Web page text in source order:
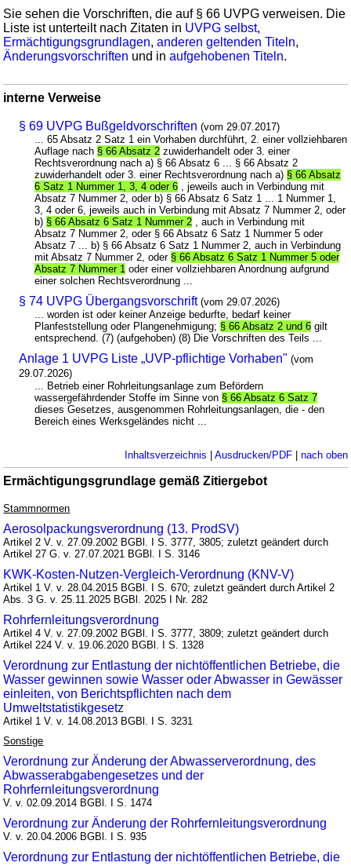
Sie sehen die Vorschriften, die auf § 66 UVPG verweisen. Die
Liste ist unterteilt nach Zitaten in UVPG selbst,
Ermächtigungsgrundlagen,anderen geltenden Titeln,
Änderungsvorschriften und inaufgehobenen Titeln.
interne Verweise
§ 69 UVPG Bußgeldvorschriften (vom 29.07.2017)
... 65 Absatz 2 Satz 1 ein Vorhaben durchführt, 2. einer vollziehbaren
Auflage nach § 66 Absatz 2 zuwiderhandelt oder 3. einer
Rechtsverordnung nach a) § 66 Absatz 6 ... § 66 Absatz 2
zuwiderhandelt oder 3. einer Rechtsverordnung nach a) § 66 Absatz
6 Satz 1 Nummer 1, 3, 4 oder 6 , jeweils auch in Verbindung mit
Absatz 7 Nummer 2, oder b) § 66 Absatz 6 Satz 1 ... 1 Nummer 1,
3, 4 oder 6, jeweils auch in Verbindung mit Absatz 7 Nummer 2, oder
b) § 66 Absatz 6 Satz 1 Nummer 2 , auch in Verbindung mit
Absatz 7 Nummer 2, oder § 66 Absatz 6 Satz 1 Nummer 5 oder
Absatz 7 ... b) § 66 Absatz 6 Satz 1 Nummer 2, auch in Verbindung
mit Absatz 7 Nummer 2, oder § 66 Absatz 6 Satz 1 Nummer 5 oder
Absatz 7 Nummer 1 oder einer vollziehbaren Anordnung aufgrund
einer solchen Rechtsverordnung ...
§ 74 UVPG Übergangsvorschrift (vom 29.07.2026)
... worden ist oder keiner Anzeige bedurfte, bedarf keiner
Planfeststellung oder Plangenehmigung; § 66 Absatz 2 und 6 gilt
entsprechend. (7) (aufgehoben) (8) Die Vorschriften des Teils ...
Anlage 1 UVPG Liste „UVP-pflichtige Vorhaben" (vom
29.07.2026)
... Betrieb einer Rohrleitungsanlage zum Befördern
wassergefährdender Stoffe im Sinne von § 66 Absatz 6 Satz 7
dieses Gesetzes, ausgenommen Rohrleitungsanlagen, die - den
Bereich eines Werksgeländes nicht ...
Inhaltsverzeichnis Ausdrucken/PDF| nach oben
Ermächtigungsgrundlage gemäß Zitiergebot
Stammnormen
Aerosolpackungsverordnung (13. ProdSV)
Artikel 2 V. v. 27.09.2002 BGBl. I S. 3777, 3805; zuletzt geändert durch
Artikel 27 G. v. 27.07.2021 BGBl. I S. 3146
KWK-Kosten-Nutzen-Vergleich-Verordnung (KNV-V)
Artikel 1 V. v. 28.04.2015 BGBl. I S. 670; zuletzt geändert durch Artikel 2
Abs. 3 G. v. 25.11.2025 BGBl. 2025 I Nr. 282
Rohrfernleitungsverordnung
Artikel 4 V. v. 27.09.2002 BGBl. I S. 3777, 3809; zuletzt geändert durch
Artikel 224 V. v. 19.06.2020 BGBl. I S. 1328
Verordnung zur Entlastung der nichtöffentlichen Betriebe, die
Wasser gewinnen sowie Wasser oder Abwasser in Gewässer
einleiten, von Berichtspflichten nach dem
Umweltstatistikgesetz
Artikel 1 V. v. 14.08.2013 BGBl. I S. 3231
Sonstige
Verordnung zur Änderung der Abwasserverordnung, des
Abwasserabgabengesetzes und der
Rohrfernleitungsverordnung
V. v. 02.09.2014 BGBl. I S. 1474
Verordnung zur Änderung der Rohrfernleitungsverordnung
V. v. 20.04.2006 BGBl. I S. 935
Verordnung zur Entlastung der nichtöffentlichen Betriebe, die